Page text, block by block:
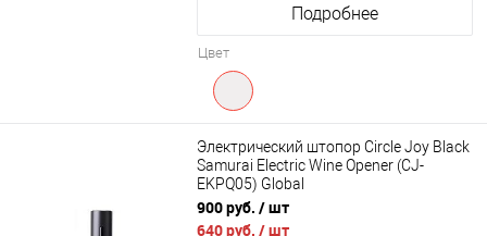
Подробнее
Цвет
Электрический штопор Circle Joy Black
Samurai Electric Wine Opener (CJ-
EKPQ05) Global
900 руб. / шт
640 руб. / шт